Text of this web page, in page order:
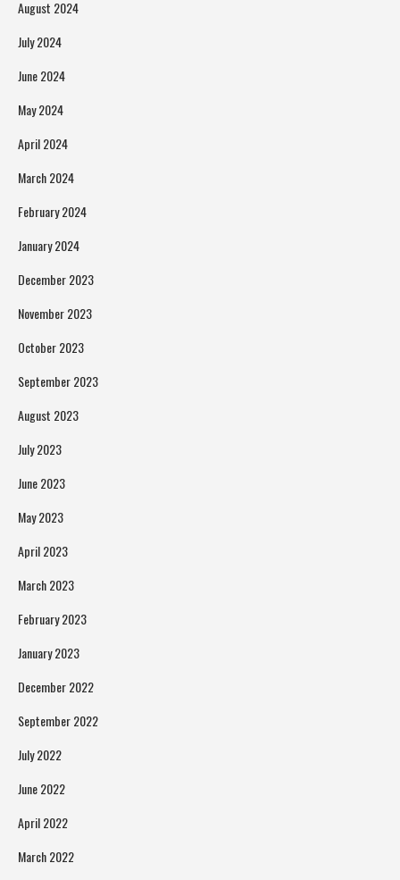
August 2024
July 2024
June 2024
May 2024
April 2024
March 2024
February 2024
January 2024
December 2023
November 2023
October 2023
September 2023
August 2023
July 2023
June 2023
May 2023
April 2023
March 2023
February 2023
January 2023
December 2022
September 2022
July 2022
June 2022
April 2022
March 2022